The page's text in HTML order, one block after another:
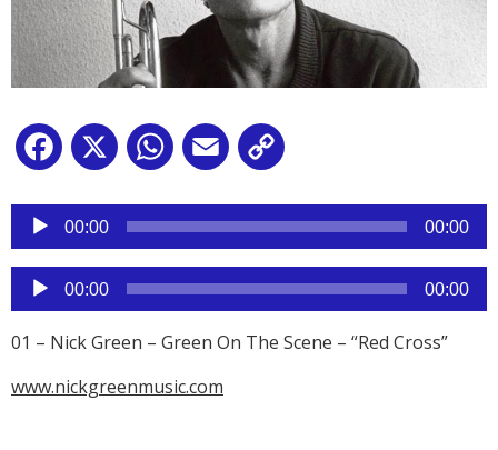
Facebook
X WhatsApp
Email
Reproductor
audio
00:00 00:00
Reproductor
de
audio
00:00 00:00
01 – Nick Green – Green On The Scene – “Red Cross”
www.nickgreenmusic.com